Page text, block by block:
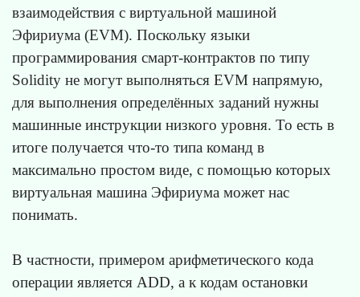
взаимодействия с виртуальной машиной
Эфириума (EVM). Поскольку языки
программирования смарт-контрактов по типу
Solidity не могут выполняться EVM напрямую,
для выполнения определённых заданий нужны
машинные инструкции низкого уровня. То есть в
итоге получается что-то типа команд в
максимально простом виде, с помощью которых
виртуальная машина Эфириума может нас
понимать.
В частности, примером арифметического кода
операции является ADD, а к кодам остановки